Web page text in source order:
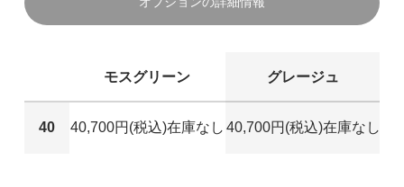
モスグリーン グレージュ
40 40,700円(税込)在庫なし 40,700円(税込)在庫なし
40,700円(税込)